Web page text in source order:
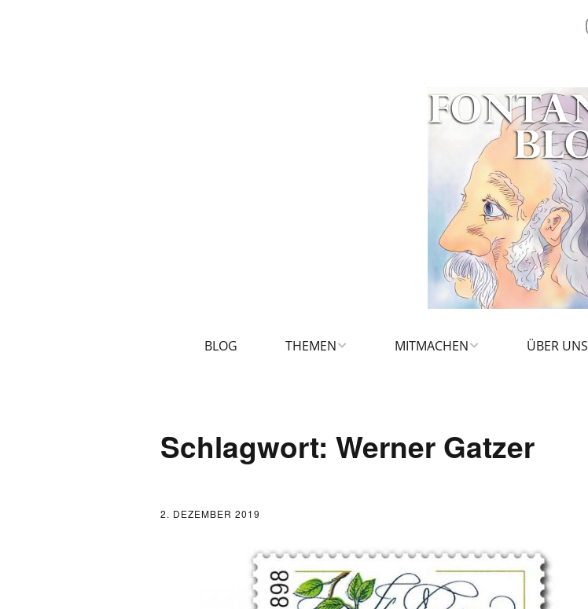
BLOG THEMEN
FONTANE UND SCHULE
MITMACHEN ÜBER UNS
Schlagwort: Werner Gatzer
2. DEZEMBER 2019